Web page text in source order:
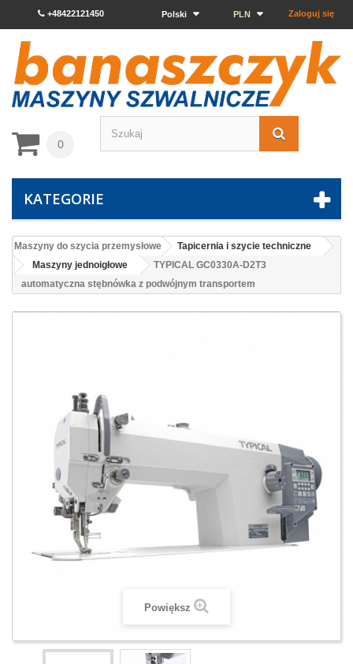
Zaloguj się
PLN
Polski
+48422121450
0
KATEGORIE
Maszyny do szycia przemysłowe
Tapicernia i szycie techniczne
Maszyny jednoigłowe
TYPICAL GC0330A-D2T3
automatyczna stębnówka z podwójnym transportem
Powiększ